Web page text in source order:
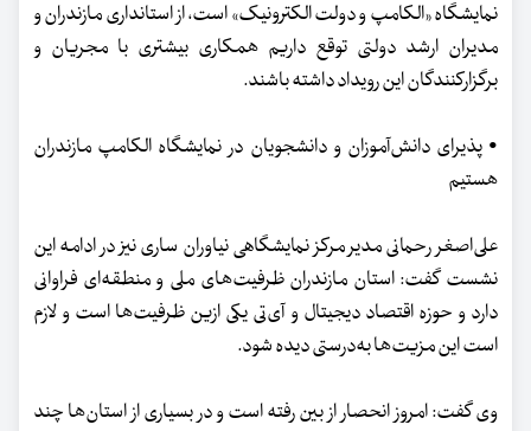
نمایشگاه «الکامپ و دولت الکترونیک» است، از استانداری مازندران و
مدیران ارشد دولتی توقع داریم همکاری بیشتری با مجریان و
برگزارکنندگان این رویداد داشته باشند.
• پذیرای دانش‌آموزان و دانشجویان در نمایشگاه الکامپ مازندران
هستیم
علی‌اصغر رحمانی مدیر مرکز نمایشگاهی نیاوران ساری نیز در ادامه این
نشست گفت: استان مازندران ظرفیت‌های ملی و منطقه‌ای فراوانی
دارد و حوزه اقتصاد دیجیتال و آی‌تی یکی ازین ظرفیت‌ها است و لازم
است این مزیت‌ها به‌درستی دیده شود.
وی گفت: امروز انحصار از بین رفته است و در بسیاری از استان‌ها چند